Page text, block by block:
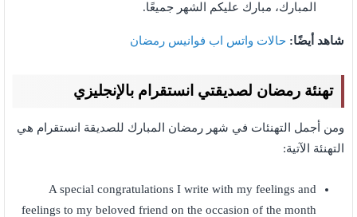
المبارك، مبارك عليكم الشهر جميعًا.
شاهد أيضًا: حالات واتس اب فوانيس رمضان
تهنئة رمضان لصديقتي انستقرام بالإنجليزي
ومن أجمل التهنئات في شهر رمضان المبارك للصديقة انستقرام هي
التهنئة الآتية:
A special congratulations I write with my feelings and
feelings to my beloved friend on the occasion of the month